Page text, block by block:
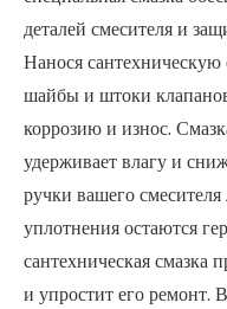
деталей смесителя и
Нанося сантехническую
шайбы и штоки
коррозию и износ.
удерживает влагу и
ручки вашего
уплотнения остаются
сантехническая смазка
и упростит его ремонт.